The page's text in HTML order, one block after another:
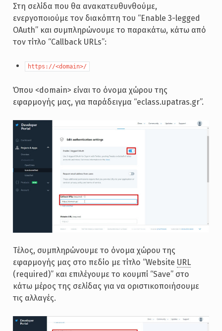
Στη σελίδα που θα ανακατευθυνθούμε,
ενεργοποιούμε τον διακόπτη του “Enable 3-legged
OAuth” και συμπληρώνουμε το παρακάτω, κάτω από
τον τίτλο “Callback URLs”:
https://<domain>/
Όπου <domain> είναι το όνομα χώρου της
εφαρμογής μας, για παράδειγμα “eclass.upatras.gr”.
Τέλος, συμπληρώνουμε το όνομα χώρου της
εφαρμογής μας στο πεδίο με τίτλο “Website URL
(required)” και επιλέγουμε το κουμπί “Save” στο
κάτω μέρος της σελίδας για να οριστικοποιήσουμε
τις αλλαγές.